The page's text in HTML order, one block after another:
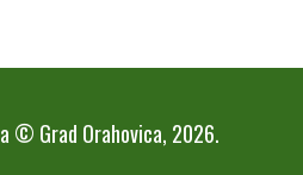
© Grad Orahovica, 2026.